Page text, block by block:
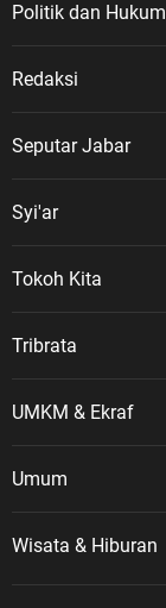
Politik dan Hukum
Redaksi
Seputar Jabar
Syi'ar
Tokoh Kita
Tribrata
UMKM & Ekraf
Umum
Wisata & Hiburan